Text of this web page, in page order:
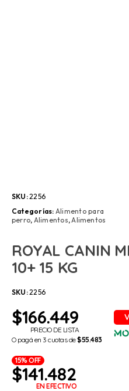
SKU:2256
Categorías: Alimento para
perro, Alimentos,Alimentos
ROYAL CANIN
10+ 15 KG
SKU:2256
$166.449
PRECIO DE LISTA
O pagá en 3 cuotas de$55.483
15% OFF
$141.482
EN EFECTIVO